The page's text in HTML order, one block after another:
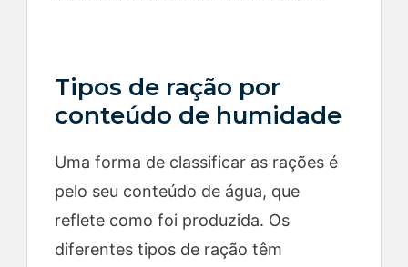
Tipos de ração por
conteúdo de humidade
Uma forma de classificar as rações é
pelo seu conteúdo de água, que
reflete como foi produzida. Os
diferentes tipos de ração têm